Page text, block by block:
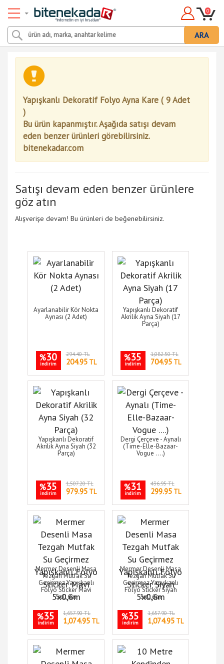
ARA
0
Yapışkanlı Dekoratif Folyo Ayna Kare ( 9 Adet
)
Bu ürün kapanmıştır. Aşağıda satışı devam
eden benzer ürünleri görebilirsiniz.
bitenekadar.com
Satışı devam eden benzer ürünlere
göz atın
Alışverişe devam! Bu ürünleri de beğenebilirsiniz.
Ayarlanabilir Kör Nokta
Aynası (2 Adet)
%30
indirim
294.40 TL
204.95TL
Yapışkanlı Dekoratif
Akrilik Ayna Siyah (17
Parça)
%35
indirim
1,082.50 TL
704.95TL
Yapışkanlı Dekoratif
Akrilik Ayna Siyah (32
Parça)
%35
indirim
1,507.20 TL
979.95TL
Dergi Çerçeve - Aynalı
(Time-Elle-Bazaar-
Vogue ....)
%31
indirim
436.95 TL
299.95TL
Mermer Desenli Masa
Tezgah Mutfak Su
Geçirmez Yapışkanlı
Folyo Sticker Mavi
5x0,6m
%35
indirim
1,657.90 TL
1,074.95 TL
Mermer Desenli Masa
Tezgah Mutfak Su
Geçirmez Yapışkanlı
Folyo Sticker Siyah
5x0,6m
%35
indirim
1,657.90 TL
1,074.95 TL